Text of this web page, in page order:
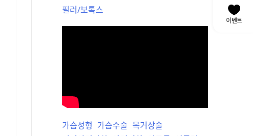
이벤트
필러/보톡스
가슴성형 가슴수술 목거상술